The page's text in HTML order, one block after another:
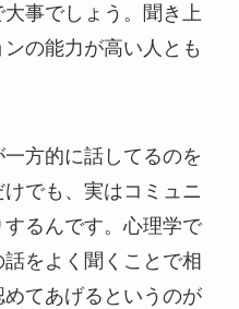
事でしょう。聞き上
の能力が高い人とも
方的に話してるのを
でも、実はコミュニ
るんです。心理学で
をよく聞くことで相
てあげるというのが